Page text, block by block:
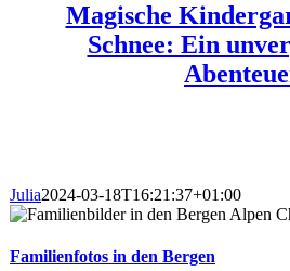
Magische
Schnee: Ein
Julia2024-03-18T16:21:37+01:00
Familienfotos in den Bergen